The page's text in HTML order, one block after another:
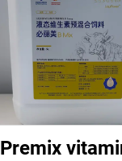
Premix